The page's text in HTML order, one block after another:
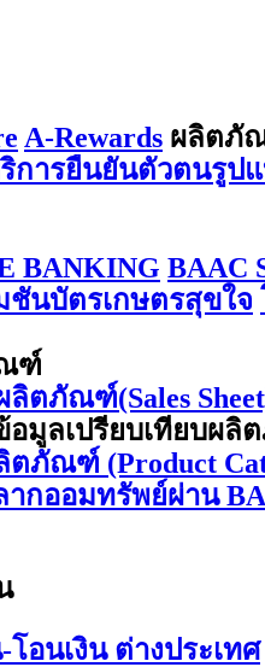
A-Rewards ผลิตภั
การยืนยันตัวตนรูป
BANKING BAAC
ชันบัตรเกษตรสุขใจ
ฑ์
ตภัณฑ์(Sales
อมูลเปรียบเทียบผ
ตภัณฑ์ (Product
กออมทรัพย์ผ่าน
โอนเงิน ต่างประเทศ